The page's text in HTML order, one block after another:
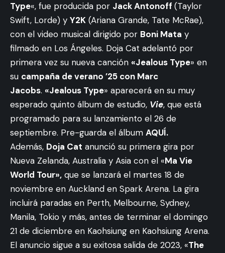
Type«, fue producida por Jack Antonoff (Taylor
Swift, Lorde) y Y2K (Ariana Grande, Tate McRae),
con el video musical dirigido por Boni Mata y
filmado en Los Ángeles. Doja Cat adelantó por
primera vez su nueva canción «Jealous Type» en
su campaña de verano ’25 con Marc
Jacobs. «Jealous Type» aparecerá en su muy
esperado quinto álbum de estudio, Vie, que está
programado para su lanzamiento el 26 de
septiembre. Pre-guarda el álbum AQUÍ.
Además, Doja Cat anunció su primera gira por
Nueva Zelanda, Australia y Asia con el «Ma Vie
World Tour», que se lanzará el martes 18 de
noviembre en Auckland en Spark Arena. La gira
incluirá paradas en Perth, Melbourne, Sydney,
Manila, Tokio y más, antes de terminar el domingo
21 de diciembre en Kaohsiung en Kaohsiung Arena.
El anuncio sigue a su exitosa salida de 2023, «The